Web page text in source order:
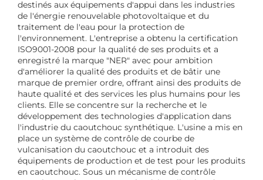
destinés aux équipements d'appui dans les industries
de l'énergie renouvelable photovoltaïque et du
traitement de l'eau pour la protection de
l'environnement. L'entreprise a obtenu la certification
ISO9001-2008 pour la qualité de ses produits et a
enregistré la marque "NER" avec pour ambition
d'améliorer la qualité des produits et de bâtir une
marque de premier ordre, offrant ainsi des produits de
haute qualité et des services les plus humains pour les
clients. Elle se concentre sur la recherche et le
développement des technologies d'application dans
l'industrie du caoutchouc synthétique. L'usine a mis en
place un système de contrôle de courbe de
vulcanisation du caoutchouc et a introduit des
équipements de production et de test pour les produits
en caoutchouc. Sous un mécanisme de contrôle